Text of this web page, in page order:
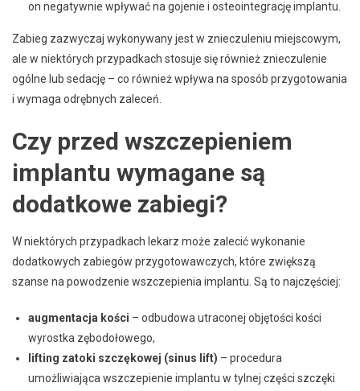
on negatywnie wpływać na gojenie i osteointegrację implantu.
Zabieg zazwyczaj wykonywany jest w znieczuleniu miejscowym,
ale w niektórych przypadkach stosuje się również znieczulenie
ogólne lub sedację – co również wpływa na sposób przygotowania
i wymaga odrębnych zaleceń.
Czy przed wszczepieniem
implantu wymagane są
dodatkowe zabiegi?
W niektórych przypadkach lekarz może zalecić wykonanie
dodatkowych zabiegów przygotowawczych, które zwiększą
szanse na powodzenie wszczepienia implantu. Są to najczęściej:
augmentacja kości – odbudowa utraconej objętości kości
wyrostka zębodołowego,
lifting zatoki szczękowej (sinus lift) – procedura
umożliwiająca wszczepienie implantu w tylnej części szczęki